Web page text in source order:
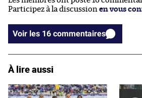
Participez à la discussion en vous
Voir les 16 commentaires
À lire aussi